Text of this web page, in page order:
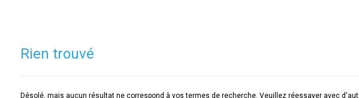
Rien trouvé
Désolé, mais aucun résultat ne correspond à vos termes de recherche. Veuillez réessayer avec